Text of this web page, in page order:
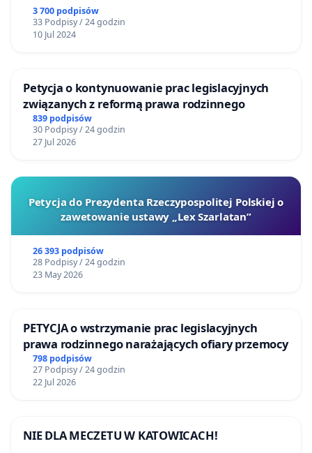
3 700 podpisów
33 Podpisy / 24 godzin
10 Jul 2024
Petycja o kontynuowanie prac legislacyjnych
związanych z reformą prawa rodzinnego
839 podpisów
30 Podpisy / 24 godzin
27 Jul 2026
Petycja do Prezydenta Rzeczypospolitej Polskiej o
zawetowanie ustawy „Lex Szarlatan”
26 393 podpisów
28 Podpisy / 24 godzin
23 May 2026
PETYCJA o wstrzymanie prac legislacyjnych
prawa rodzinnego narażających ofiary przemocy
798 podpisów
27 Podpisy / 24 godzin
22 Jul 2026
NIE DLA MECZETU W KATOWICACH!